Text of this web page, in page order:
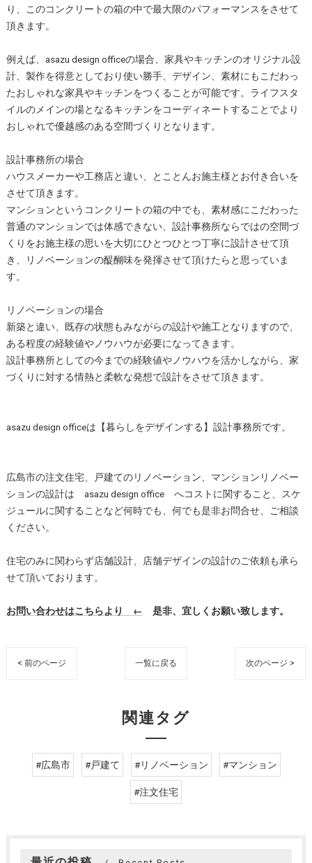
り、このコンクリートの箱の中で最大限のパフォーマンスをさせて
頂きます。
例えば、asazu design officeの場合、家具やキッチンのオリジナル設
計、製作を得意としており使い勝手、デザイン、素材にもこだわっ
たおしゃれな家具やキッチンをつくることが可能です。ライフスタ
イルのメインの場となるキッチンをコーディネートすることでより
おしゃれで優越感のある空間づくりとなります。
設計事務所の場合
ハウスメーカーや工務店と違い、とことんお施主様とお付き合いを
させて頂きます。
マンションというコンクリートの箱の中でも、素材感にこだわった
普通のマンションでは体感できない、設計事務所ならではの空間づ
くりをお施主様の思いを大切にひとつひとつ丁寧に設計させて頂
き、リノベーションの醍醐味を発揮させて頂けたらと思っていま
す。
リノベーションの場合
新築と違い、既存の状態もみながらの設計や施工となりますので、
ある程度の経験値やノウハウが必要になってきます。
設計事務所としての今までの経験値やノウハウを活かしながら、家
づくりに対する情熱と柔軟な発想で設計をさせて頂きます。
asazu design officeは【暮らしをデザインする】設計事務所です。
広島市の注文住宅、戸建てのリノベーション、マンションリノベー
ションの設計は asazu design office へコストに関すること、スケ
ジュールに関することなど何時でも、何でも是非お問合せ、ご相談
ください。
住宅のみに関わらず店舗設計、店舗デザインの設計のご依頼も承ら
せて頂いております。
お問い合わせはこちらより ← 是非、宜しくお願い致します。
< 前のページ 一覧に戻る 次のページ >
関連タグ
#広島市 #戸建て #リノベーション #マンション
#注文住宅